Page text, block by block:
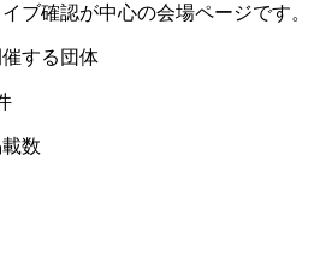
ブ確認が中心の会場ページです。
する団体
数